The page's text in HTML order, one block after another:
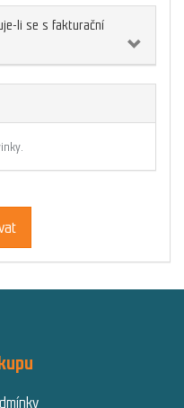
li se s fakturační